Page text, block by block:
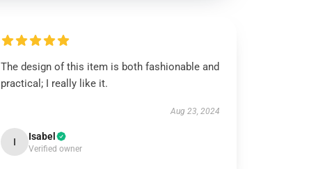
The design of this item is both fashionable and
practical; I really like it.
Aug 23, 2024
I Isabel
Verified owner